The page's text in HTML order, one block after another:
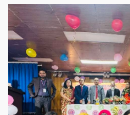
গৌরবের মুহূর্ত